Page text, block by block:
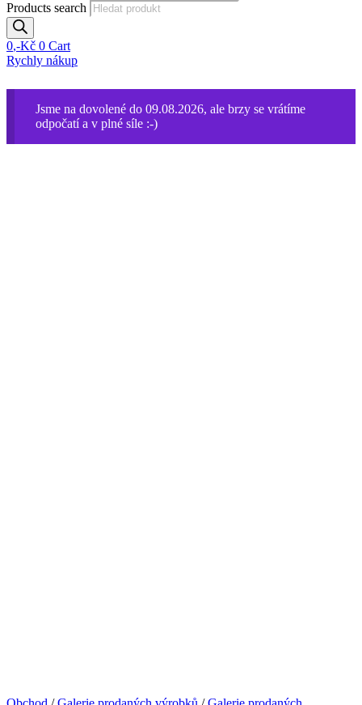
Products search
0,-Kč 0 Cart
Rychly nákup
Jsme na dovolené do 09.08.2026, ale brzy se vrátíme
odpočatí a v plné síle :-)